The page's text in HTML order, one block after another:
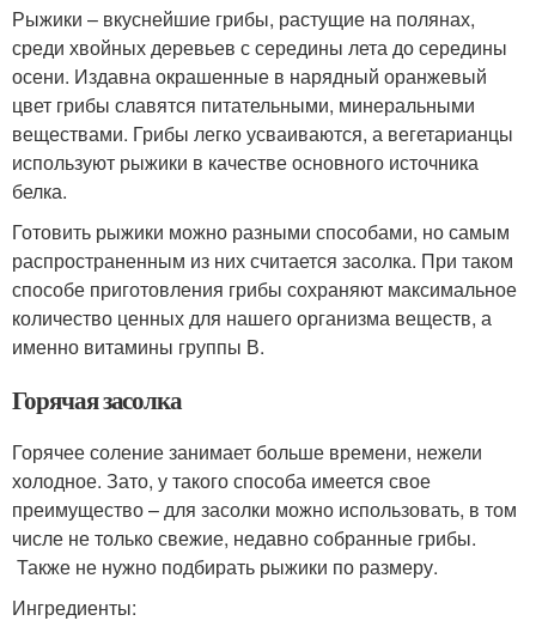
Рыжики – вкуснейшие грибы, растущие на полянах,
среди хвойных деревьев с середины лета до середины
осени. Издавна окрашенные в нарядный оранжевый
цвет грибы славятся питательными, минеральными
веществами. Грибы легко усваиваются, а вегетарианцы
используют рыжики в качестве основного источника
белка.
Готовить рыжики можно разными способами, но самым
распространенным из них считается засолка. При таком
способе приготовления грибы сохраняют максимальное
количество ценных для нашего организма веществ, а
именно витамины группы В.
Горячая засолка
Горячее соление занимает больше времени, нежели
холодное. Зато, у такого способа имеется свое
преимущество – для засолки можно использовать, в том
числе не только свежие, недавно собранные грибы.
Также не нужно подбирать рыжики по размеру.
Ингредиенты: